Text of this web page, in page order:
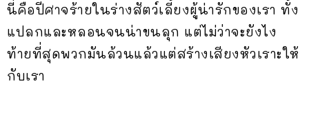
นี่คือปีศาจร้ายในร่างสัตว์เลี้ยงผู้น่ารักของเรา ทั้ง
แปลกและหลอนจนน่าขนลุก แต่ไม่ว่าจะยังไง
ท้ายที่สุดพวกมันล้วนแล้วแต่สร้างเสียงหัวเราะให้
กับเรา